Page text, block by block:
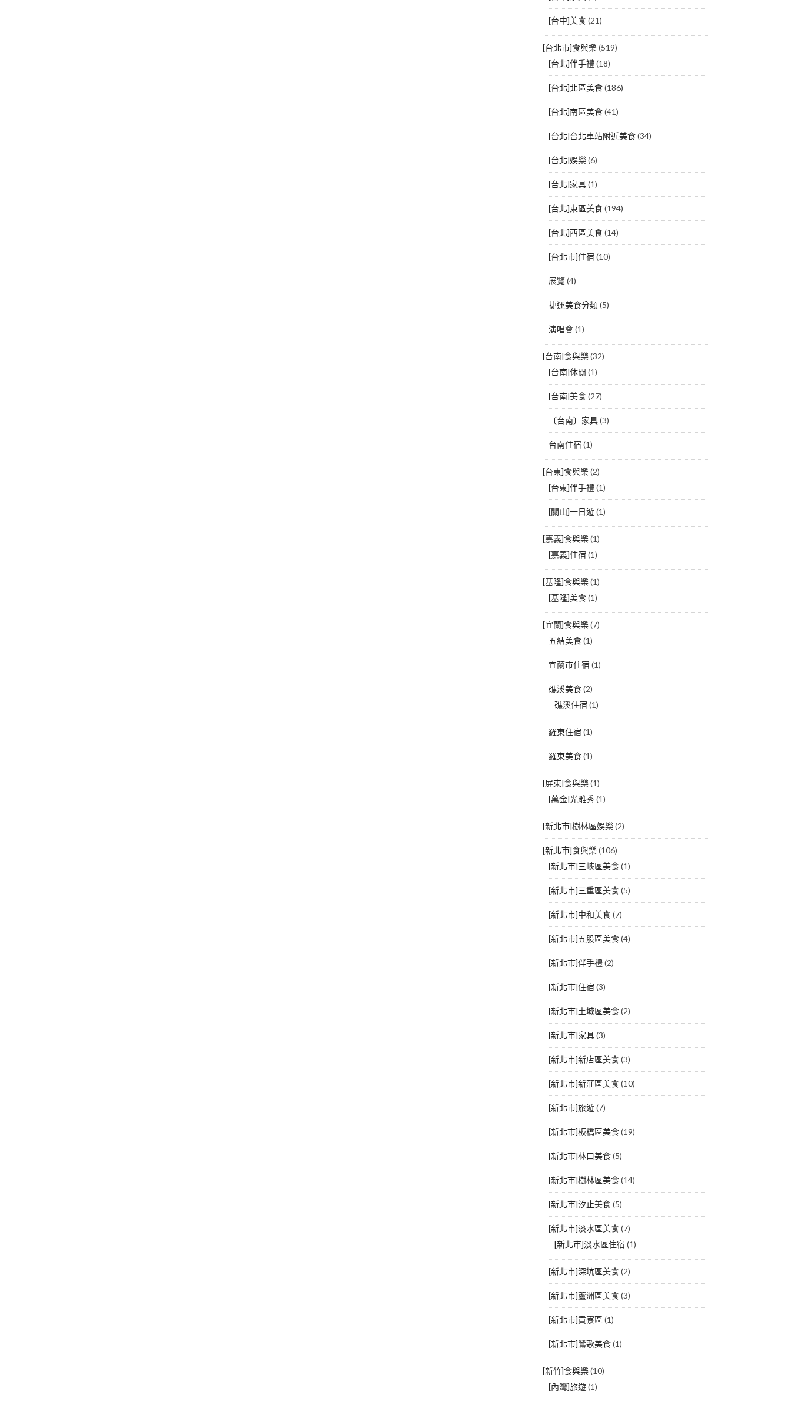
[台中]美食(21)
[台北市]食與樂(519)
[台北]伴手禮(18)
[台北]北區美食(186)
[台北]南區美食(41)
[台北]台北車站附近美食(34)
[台北]娛樂(6)
[台北]家具(1)
[台北]東區美食(194)
[台北]西區美食(14)
[台北市]住宿 (10)
展覽(4)
捷運美食分類(5)
演唱會(1)
[台南]食與樂(32)
[台南]休閒 (1)
[台南]美食(27)
〔台南〕家具(3)
台南住宿 (1)
[台東]食與樂(2)
[台東]伴手禮(1)
[關山]一日遊(1)
[嘉義]食與樂(1)
[嘉義]住宿 (1)
[基隆]食與樂(1)
[基隆]美食(1)
[宜蘭]食與樂(7)
五結美食(1)
宜蘭市住宿 (1)
礁溪美食(2)
礁溪住宿 (1)
羅東住宿 (1)
羅東美食(1)
[屏東]食與樂(1)
[萬金]光雕秀(1)
[新北市]樹林區娛樂(2)
[新北市]食與樂(106)
[新北市]三峽區美食(1)
[新北市]三重區美食(5)
[新北市]中和美食(7)
[新北市]五股區美食(4)
[新北市]伴手禮(2)
[新北市]住宿 (3)
[新北市]土城區美食(2)
[新北市]家具(3)
[新北市]新店區美食(3)
[新北市]新莊區美食(10)
[新北市]旅遊(7)
[新北市]板橋區美食(19)
[新北市]林口美食(5)
[新北市]樹林區美食(14)
[新北市]汐止美食(5)
[新北市]淡水區美食(7)
[新北市]淡水區住宿 (1)
[新北市]深坑區美食(2)
[新北市]蘆洲區美食(3)
[新北市]貢寮區 (1)
[新北市]鶯歌美食(1)
[新竹]食與樂(10)
[內灣]旅遊(1)